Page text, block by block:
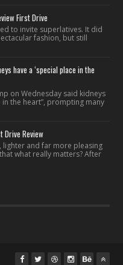
First Drive
to invite superlatives. It did
fashion, but still
have a ‘special place in the
on Wednesday said kidneys
in the heart”, prompting many
Drive Review
lighter and far more pleasing
what really matters? After